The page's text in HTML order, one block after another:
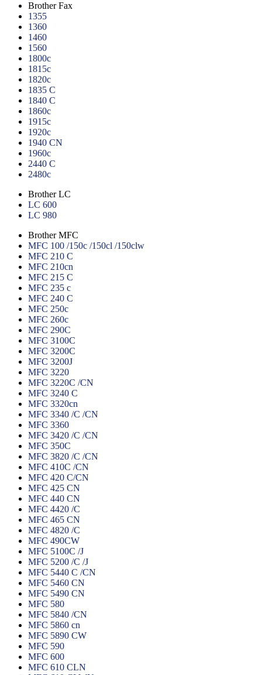
Brother Fax
1355
1360
1460
1560
1800c
1815c
1820c
1835 C
1840 C
1860c
1915c
1920c
1940 CN
1960c
2440 C
2480c
Brother LC
LC 600
LC 980
Brother MFC
MFC 100 /150c /150cl /150clw
MFC 210 C
MFC 210cn
MFC 215 C
MFC 235 c
MFC 240 C
MFC 250c
MFC 260c
MFC 290C
MFC 3100C
MFC 3200C
MFC 3200J
MFC 3220
MFC 3220C /CN
MFC 3240 C
MFC 3320cn
MFC 3340 /C /CN
MFC 3360
MFC 3420 /C /CN
MFC 350C
MFC 3820 /C /CN
MFC 410C /CN
MFC 420 C/CN
MFC 425 CN
MFC 440 CN
MFC 4420 /C
MFC 465 CN
MFC 4820 /C
MFC 490CW
MFC 5100C /J
MFC 5200 /C /J
MFC 5440 C /CN
MFC 5460 CN
MFC 5490 CN
MFC 580
MFC 5840 /CN
MFC 5860 cn
MFC 5890 CW
MFC 590
MFC 600
MFC 610 CLN